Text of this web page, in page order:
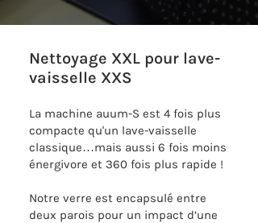
Nettoyage XXL pour lave-
vaisselle XXS
La machine auum-S est 4 fois plus
compacte qu'un lave-vaisselle
classique…mais aussi 6 fois moins
énergivore et 360 fois plus rapide !
Notre verre est encapsulé entre
deux parois pour un impact d’une